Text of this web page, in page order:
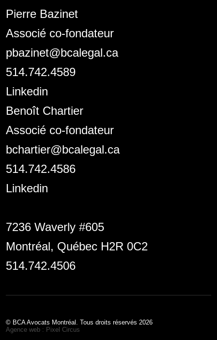
Pierre Bazinet
Associé co-fondateur
pbazinet@bcalegal.ca
514.742.4589
Linkedin
Benoît Chartier
Associé co-fondateur
bchartier@bcalegal.ca
514.742.4586
Linkedin
7236 Waverly #605
Montréal, Québec H2R 0C2
514.742.4506
© BCA Avocats Montréal. Tous droits réservés 2026
Agence web : Pixel Circus